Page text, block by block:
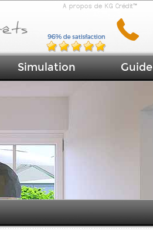
A propos de KG Crédit™
Simulation Guide